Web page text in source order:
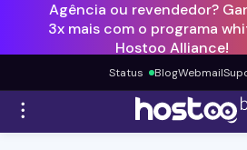
Agência ou revendedor?
3x mais com o programa
Hostoo Alliance!
Status BlogWebmail